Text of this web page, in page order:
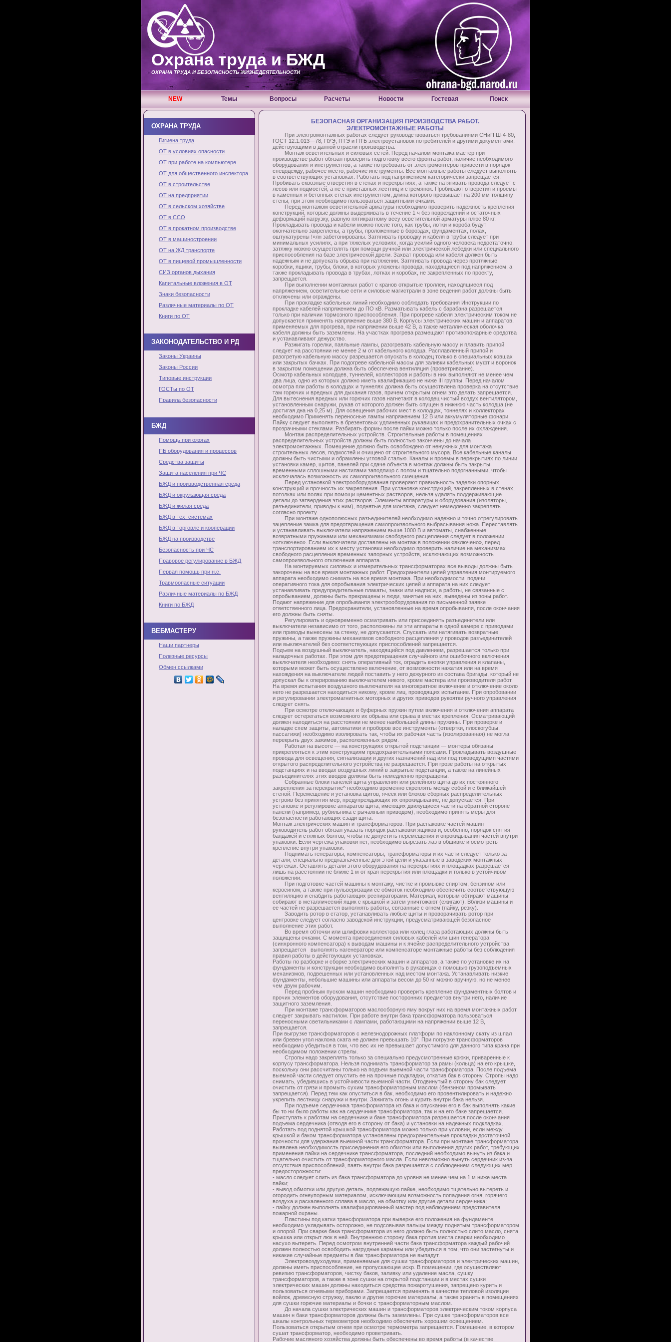
Охрана труда и БЖД
ОХРАНА ТРУДА И БЕЗОПАСНОСТЬ ЖИЗНЕДЕЯТЕЛЬНОСТИ
NEW Темы Вопросы Расчеты Новости Гостевая Поиск
БЕЗОПАСНАЯ ОРГАНИЗАЦИЯ ПРОИЗВОДСТВА РАБОТ.
ЭЛЕКТРОМОНТАЖНЫЕ РАБОТЫ
При электромонтажных работах следует руководствоваться требованиями СНиП Ш-4-80,
ГОСТ 12.1.013—78, ПУЭ, ПТЭ и ПТБ электроустановок потребителей и другими документами,
действующими в данной отрасли производства.
Монтаж осветительных и силовых сетей. Перед началом монтажа мастер при
производстве работ обязан проверить подготовку всего фронта работ, наличие необходимого
оборудования и инструментов, а также потребовать от электромонтеров привести в порядок
спецодежду, рабочее место, рабочие инструменты. Все монтажные работы следует выполнять
в соответствующих установках. Работать под напряжением категорически запрещается.
Пробивать сквозные отверстия в стенах и перекрытиях, а также натягивать провода следует с
лесов или подмостей, а не с приставных лестниц и стремянок. Пробивают отверстия и проемы
в каменных и бетонных стенах инструментом, длина которого превышает на 200 мм толщину
стены, при этом необходимо пользоваться защитными очками.
Перед монтажом осветительной арматуры необходимо проверить надежность крепления
конструкций, которые должны выдерживать в течение 1 ч без повреждений и остаточных
деформаций нагрузку, равную пятикратному весу осветительной арматуры плюс 80 кг.
Прокладывать провода и кабели можно после того, как трубы, лотки и короба будут
окончательно закреплены, а трубы, проложенные в бороздах, фундаментах, полах,
оштукатурены !»лн забетонированы. Затягивать проводку и кабеля в трубы следует при
минимальных усилиях, а при тяжелых условиях, когда усилий одного человека недостаточно,
затяжку можно осуществлять при помощи ручной или электрической лебедки или специального
приспособления на базе электрической дрели. Захват провода или кабеля должен быть
надежным и не допускать обрыва при натяжении. Затягивать провода через протяжные
коробки, ящики, трубы, блоки, в которых уложены провода, находящиеся под напряжением, а
также прокладывать провода в трубах, лотках и коробах, не закрепленных по проекту,
запрещается.
При выполнении монтажных работ с кранов открытые троллеи, находящиеся под
напряжением, осветительные сети и силовые магистрали в зоне ведения работ должны быть
отключены или ограждены.
При прокладке кабельных линий необходимо соблюдать требования Инструкции по
прокладке кабелей напряжением до ПО кВ. Разматывать кабель с барабана разрешается
только при наличии тормозного приспособления. При прогреве кабеля электрическим током не
допускается применять напряжение выше 380 В. Корпусы электрических машин и аппаратов,
применяемых для прогрева, при напряжении выше 42 В, а также металлическая оболочка
кабеля должны быть заземлены. На участках прогрева размещают противопожарные средства
и устанавливают дежурство.
Разжигать горелки, паяльные лампы, разогревать кабельную массу и плавить припой
следует на расстоянии не менее 2 м от кабельного колодца. Расплавленный припой и
разогретую кабельную массу разрешается опускать в колодец только в специальных ковшах
или закрытых бачках. При подогреве кабельной массы для заливки кабельных муфт и воронок
в закрытом помещении должна быть обеспечена вентиляция (проветривание).
Осмотр кабельных колодцев, туннелей, коллекторов и работы в них выполняют не менее чем
два лица, одно из которых должно иметь квалификацию не ниже III группы. Перед началом
осмотра пли работы в колодцах и туннелях должна быть осуществлена проверка на отсутствие
там горючих и вредных для дыхания газов, причем открытым огнем это делать запрещается.
Для вытеснения вредных или горючих газов нагнетают в колодец чистый воздух вентилятором,
установленным снаружи, рукав от которого должен быть спущен в нижнюю часть колодца (не
достигая дна на 0,25 м). Для освещения рабочих мест в колодцах, тоннелях и коллекторах
необходимо Применять переносные лампы напряжением 12 В или аккумуляторные фонари.
Пайку следует выполнять в брезентовых удлиненных рукавицах и предохранительных очках с
прозрачными стеклами. Разбирать формы после пайки можно только после их охлаждения.
Монтаж распределительных устройств. Строительные работы в помещениях
распределительных устройств должны быть полностью закончены до начала
электромонтажных. Помещение должно быть освобождено от ненужных для монтажа
строительных лесов, подмостей и очищено от строительного мусора. Все кабельные каналы
должны быть чистыми и обрамлены угловой сталью. Каналы и проемы в перекрытиях по линии
установки камер, щитов, панелей при сдаче объекта в монтаж должны быть закрыты
временными сплошными настилами заподлицо с полом и тщательно подогнанными, чтобы
исключалась возможность их самопроизвольного смещения.
Перед установкой электрооборудования проверяют правильность заделки опорных
конструкций и прочность их закрепления. При установке конструкций, закрепленных в стенах,
потолках или полах при помощи цементных растворов, нельзя удалять поддерживающие
детали до затвердения этих растворов. Элементы аппаратуры и оборудования (изоляторы,
разъединители, приводы к ним), поднятые для монтажа, следует немедленно закреплять
согласно проекту.
При монтаже однополюсных разъединителей необходимо надежно и точно отрегулировать
зацепление замка для предотвращения самопроизвольного выбрасывания ножа. Переставлять
и устанавливать выключатели напряжением выше 1000 В и автоматы, снабженные
возвратными пружинами или механизмами свободного расцепления следует в положении
«отключено». Если выключатели доставлены на монтаж в положении «включено», перед
транспортированием их к месту установки необходимо проверить наличие на механизмах
свободного расцепления временных запорных устройств, исключающих возможность
самопроизвольного отключения аппарата.
На монтируемых силовых и измерительных трансформаторах все выводы должны быть
закорочены на все время монтажных работ. Предохранители цепей управления монтируемого
аппарата необходимо снимать на все время монтажа. При необходимости подачи
оперативного тока для опробывания электрических цепей и аппарата на них следует
устанавливать предупредительные плакаты, знаки или надписи, а работы, не связанные с
опробыванием, должны быть прекращены н люди, занятые на них, выведены из зоны работ.
Подают напряжение для опробыванпя электрооборудования по письменной заявке
ответственного лица. Предохранители, установленные на время опробыванпя, после окончания
его должны быть сняты.
Регулировать и одновременно осматривать или присоединять разъединители или
выключатели независимо от того, расположены ли эти аппараты в одной камере с приводами
или приводы вынесены за стенку, не допускается. Спускать или натягивать возвратные
пружины, а также пружины механизмов свободного расцепления у проводов разъединителей
или выключателей без соответствующих приспособлений запрещается.
Подъем на воздушный выключатель, находящийся под давлением, разрешается только при
наладочных работах. При этом для предотвращения случайного или ошибочного включения
выключателя необходимо: снять оперативный ток, оградить кнопки управления и клапаны,
которыми может быть осуществлено включение, от возможности нажатия или на время
нахождения на выключателе людей поставить у него дежурного из состава бригады, который не
допускал бы к оперированию выключателем никого, кроме мастера или производителя работ.
На время испытания воздушного выключателя на многократное включение и отключение около
него не разрешается находиться никому, кроме лиц, проводящих испытание. При опробовании
и регулировании электромагнитных моторных и других приводов рукоятки ручного управления
следует снять.
При осмотре отключающих и буферных пружин путем включения и отключения аппарата
следует остерегаться возможного их обрыва или срыва в местах крепления. Осматривающий
должен находиться на расстоянии не менее наибольшей длины пружины. При проверке и
наладке схем защиты, автоматики и проборов все инструменты (отвертки, плоскогубцы,
пассатижи) необходимо изолировать так, чтобы их рабочая часть (изолированная) не могла
перекрыть двух зажимов, расположенных рядом.
Работая на высоте — на конструкциях открытой подстанции — монтеры обязаны
прикрепляться к этим конструкциям предохранительными поясами. Прокладывать воздушные
провода для освещения, сигнализации и других назначений над или под токоведущимп частями
открытого распределительного устройства не разрешается. При грозе работы на открытых
подстанциях и на вводах воздушных линий в закрытые подстанции, а также на линейных
разъединителях этих вводов должны быть немедленно прекращены.
Собранные блоки панелей щита управления или релейного щита до их постоянного
закрепления за перекрытие^ необходимо временно скреплять между собой и с ближайшей
стеной. Перемещение и установка щитов, ячеек или блоков сборных распределительных
устроив без принятия мер, предупреждающих их опрокидывание, не допускается. При
установке и регулировке аппаратов щита, имеющих движущиеся части на обратной стороне
панели (например, рубильника с рычажным приводом), необходимо принять меры для
безопасности работающих сзади щита.
Монтаж электрических машин и трансформаторов. При распаковке частей машин
руководитель работ обязан указать порядок распаковки ящиков и, особенно, порядок снятия
бандажей и стяжных болтов, чтобы не допустить перемещения и опрокидывания частей внутри
упаковки. Если чертежа упаковки нет, необходимо вырезать лаз в обшивке и осмотреть
крепление внутри упаковки.
Поднимать генераторы, компенсаторы, трансформаторы и их части следует только за
детали, специально предназначенные для этой цели и указанные в заводских монтажных
чертежах. Оставлять детали этого оборудования на перекрытиях и площадках разрешается
лишь на расстоянии не ближе 1 м от края перекрытия или площадки и только в устойчивом
положении.
При подготовке частей машины к монтажу, чистке и промывке спиртом, бензином или
керосином, а также при пульверизации ее обмоток необходимо обеспечить соответствующую
вентиляцию и снабдить работающих респираторами. Материал, которым обтирают машины,
собирают в металлический ящик с крышкой и затем уничтожают (сжигают). Вблизи машины и
ее частей не разрешается выполнять работы, связанные с огнем (пайку, резку).
Заводить ротор в статор, устанавливать любые щиты и проворачивать ротор при
центровке следует согласно заводской инструкции, предусматривающей безопасное
выполнение этих работ.
Во время обточки или шлифовки коллектора или колец глаза работающих должны быть
защищены очками. С момента присоединения силовых кабелей или шин генератора
(синхронного компенсатора) к выводам машины и к ячейке распределительного устройства
запрещается выполнять нагенераторе или компенсаторе монтажные работы без соблюдения
правил работы в действующих установках.
Работы по разборке и сборке электрических машин и аппаратов, а также по установке их на
фундаменты и конструкции необходимо выполнять в рукавицах с помощью грузоподъемных
механизмов, подвешенных или установленных над местом монтажа. Устанавливать низкие
фундаменты, небольшие машины или аппараты весом до 50 кг можно вручную, но не менее
чем двум рабочим.
Перед пробным пуском машин необходимо проверить крепление фундаментных болтов и
прочих элементов оборудования, отсутствие посторонних предметов внутри него, наличие
защитного заземления.
При монтаже трансформаторов маслосборную яму вокруг них на время монтажных работ
следует закрывать настилом. При работе внутри бака трансформатора пользоваться
переносными светильниками с лампами, работающими на напряжении выше 12 В,
запрещается.
При выгрузке трансформаторов с железнодорожных платформ по наклонному скату из шпал
или бревен угол наклона ската не должен превышать 10°. При погрузке трансформаторов
необходимо убедиться в том, что вес их не превышает допустимого для данного типа крана при
необходимом положении стрелы.
Стропы надо закреплять только за специально предусмотренные крюки, приваренные к
корпусу трансформатора. Нельзя поднимать трансформатор за рамы (кольца) на его крышке,
поскольку они рассчитаны только на подъем выемной части трансформатора. После подъема
выемной части следует опустить ее на прочные подкладки, откатив бак в сторону. Стропы надо
снимать, убедившись в устойчивости выемной части. Отодвинутый в сторону бак следует
очистить от грязи и промыть сухим трансформаторным маслом (бензином промывать
запрещается). Перед тем как опуститься в бак, необходимо его провентилировать и надежно
укрепить лестницу снаружи и внутри. Зажигать огонь и курить внутри бака нельзя.
При подъеме сердечника трансформатора из бака и опускании его в бак выполнять какие
бы то ни было работы как на сердечнике трансформатора, так и на его баке запрещается.
Приступать к работам на сердечнике и баке трансформатора разрешается после окончания
подъема сердечника (отводя его в сторону от бака) и установки на надежных подкладках.
Работать под поднятой крышкой трансформатора можно только при условии, если между
крышкой и баком трансформатора установлены предохранительные прокладки достаточной
прочности для удержания выемной части трансформатора. Если при монтаже трансформатора
выявлена необходимость присоединения его обмотки или выполнения других работ, требующих
применения пайки на сердечнике трансформатора, последний необходимо вынуть из бака и
тщательно очистить от трансформаторного масла. Если невозможно вынуть сердечник из-за
отсутствия приспособлений, паять внутри бака разрешается с соблюдением следующих мер
предосторожности:
- масло следует слить из бака трансформатора до уровня не менее чем на 1 м ниже места
пайки;
- вывод обмотки или другую деталь, подлежащую пайке, необходимо тщательно вытереть и
огородить огнеупорным материалом, исключающим возможность попадания огня, горячего
воздуха и раскаленного сплава в масло, на обмотку или другие детали сердечника;
- пайку должен выполнять квалифицированный мастер под наблюдением представителя
пожарной охраны.
Пластины под катки трансформатора при выверке его положения на фундаменте
необходимо укладывать осторожно, не подсовывая пальцы между поднятым трансформатором
и опорой. При сварке бака трансформатора из него должно быть полностью слито масло, снята
крышка или открыт люк в ней. Внутреннюю сторону бака против места сварки необходимо
насухо вытереть. Перед осмотром внутренней части бака трансформатора каждый рабочий
должен полностью освободить нагрудные карманы или убедиться в том, что они застегнуты и
никакие случайные предметы в бак трансформатора не выпадут.
Электровоздуходувки, применяемые для сушки трансформаторов и электрических машин,
должны иметь приспособление, не пропускающее искр. В помещении, где осуществляют
ревизию трансформаторов, чистку баков, заливку или удаление масла, сушку
трансформаторов, а также в зоне сушки на открытой подстанции и в местах сушки
электрических машин должны находиться средства пожаротушения, запрещено курить и
пользоваться огневыми приборами. Запрещается применять в качестве тепловой изоляции
войлок, древесную стружку, паклю и другие горючие материалы, а также хранить в помещениях
для сушки горючие материалы и бочки с трансформаторным маслом.
До начала сушки электрических машин и трансформаторов электрическим током корпуса
машин н баки трансформаторов должны быть заземлены. При сушке трансформаторов все
шкалы контрольных термометров необходимо обеспечить хорошим освещением.
Пользоваться открытым огнем при осмотре термометра запрещается. Помещение, в котором
сушат трансформатор, необходимо проветривать.
Рабочие масляного хозяйства должны быть обеспечены во время работы (в качестве
ОХРАНА ТРУДА
Гигиена труда
ОТ в условиях опасности
ОТ при работе на компьютере
ОТ для общественного инспектора
ОТ в строительстве
ОТ на предприятии
ОТ в сельском хозяйстве
ОТ в ССО
ОТ в прокатном производстве
ОТ в машиностроении
ОТ на ЖД транспорте
ОТ в пищевой промышленности
СИЗ органов дыхания
Капитальные вложения в ОТ
Знаки безопасности
Различные материалы по ОТ
Книги по ОТ
ЗАКОНОДАТЕЛЬСТВО И РД
Законы Украины
Законы России
Типовые инструкции
ГОСТы по ОТ
Правила безопасности
БЖД
Помощь при ожогах
ПБ оборудования и процессов
Средства защиты
Защита населения при ЧС
БЖД и производственная среда
БЖД и окружающая среда
БЖД и жилая среда
БЖД в тех. системах
БЖД в торговле и кооперации
БЖД на производстве
Безопасность при ЧС
Правовое регулирование в БЖД
Первая помощь при н.с.
Травмоопасные ситуации
Различные материалы по БЖД
Книги по БЖД
ВЕБМАСТЕРУ
Наши партнеры
Полезные ресурсы
Обмен ссылками